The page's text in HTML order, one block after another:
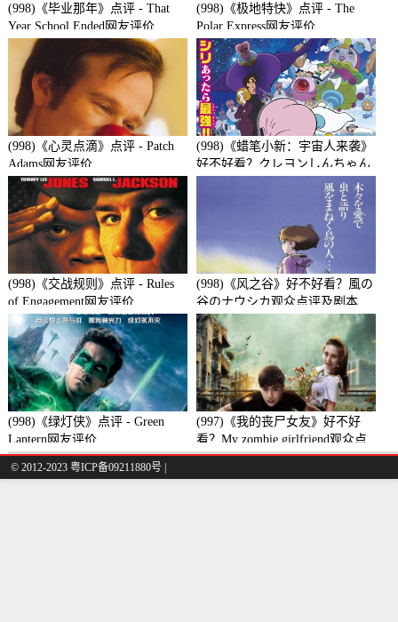
(998)《毕业那年》点评 - That
Year School Ended网友评价
(998)《极地特快》点评 - The
Polar Express网友评价
(998)《心灵点滴》点评 - Patch
Adams网友评价
(998)《蜡笔小新：宇宙人来袭》
好不好看？クレヨンしんちゃん
襲来!!宇宙人シリリ观众点评及
(998)《交战规则》点评 - Rules
of Engagement网友评价
(998)《风之谷》好不好看？風の
谷のナウシカ观众点评及剧本
(998)《绿灯侠》点评 - Green
Lantern网友评价
(997)《我的丧尸女友》好不好
看？My zombie girlfriend观众点
评及剧本
© 2012-2023 粤ICP备09211880号 |